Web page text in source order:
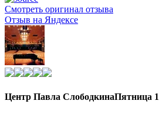
Смотреть оригинал отзыва
Отзыв на Яндексе
Центр Павла СлободкинаПятница